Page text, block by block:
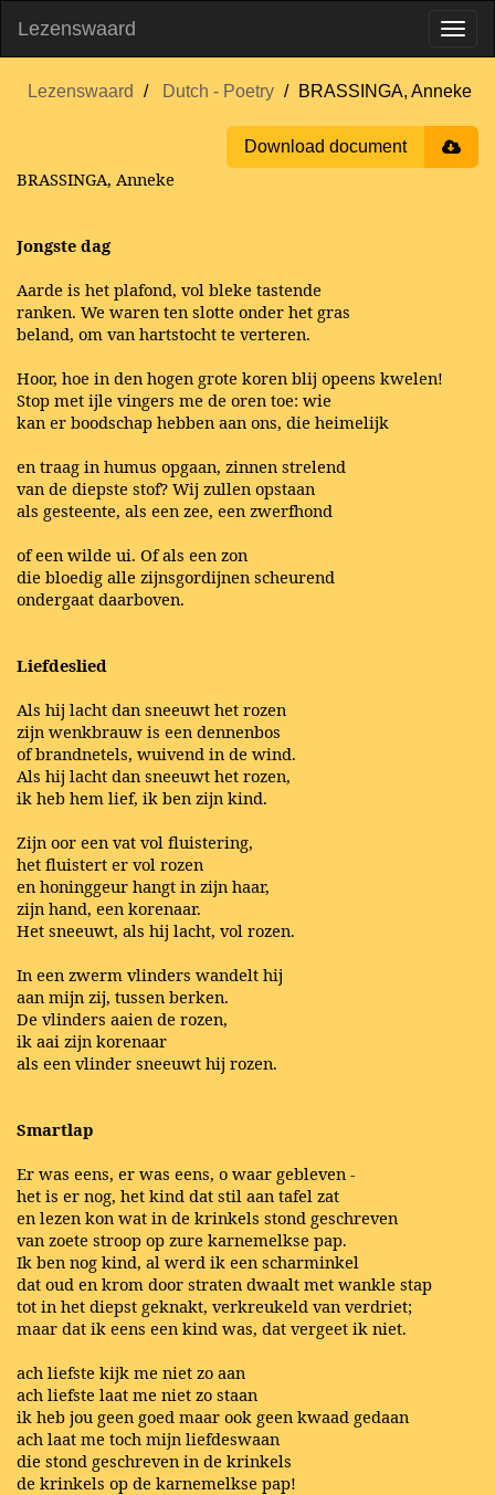
Lezenswaard
Lezenswaard Dutch - Poetry BRASSINGA, Anneke
Download document
BRASSINGA, Anneke
Jongste dag
Aarde is het plafond, vol bleke tastende
ranken. We waren ten slotte onder het gras
beland, om van hartstocht te verteren.
Hoor, hoe in den hogen grote koren blij opeens kwelen!
Stop met ijle vingers me de oren toe: wie
kan er boodschap hebben aan ons, die heimelijk
en traag in humus opgaan, zinnen strelend
van de diepste stof? Wij zullen opstaan
als gesteente, als een zee, een zwerfhond
of een wilde ui. Of als een zon
die bloedig alle zijnsgordijnen scheurend
ondergaat daarboven.
Liefdeslied
Als hij lacht dan sneeuwt het rozen
zijn wenkbrauw is een dennenbos
of brandnetels, wuivend in de wind.
Als hij lacht dan sneeuwt het rozen,
ik heb hem lief, ik ben zijn kind.
Zijn oor een vat vol fluistering,
het fluistert er vol rozen
en honinggeur hangt in zijn haar,
zijn hand, een korenaar.
Het sneeuwt, als hij lacht, vol rozen.
In een zwerm vlinders wandelt hij
aan mijn zij, tussen berken.
De vlinders aaien de rozen,
ik aai zijn korenaar
als een vlinder sneeuwt hij rozen.
Smartlap
Er was eens, er was eens, o waar gebleven -
het is er nog, het kind dat stil aan tafel zat
en lezen kon wat in de krinkels stond geschreven
van zoete stroop op zure karnemelkse pap.
Ik ben nog kind, al werd ik een scharminkel
dat oud en krom door straten dwaalt met wankle stap
tot in het diepst geknakt, verkreukeld van verdriet;
maar dat ik eens een kind was, dat vergeet ik niet.
ach liefste kijk me niet zo aan
ach liefste laat me niet zo staan
ik heb jou geen goed maar ook geen kwaad gedaan
ach laat me toch mijn liefdeswaan
die stond geschreven in de krinkels
de krinkels op de karnemelkse pap!